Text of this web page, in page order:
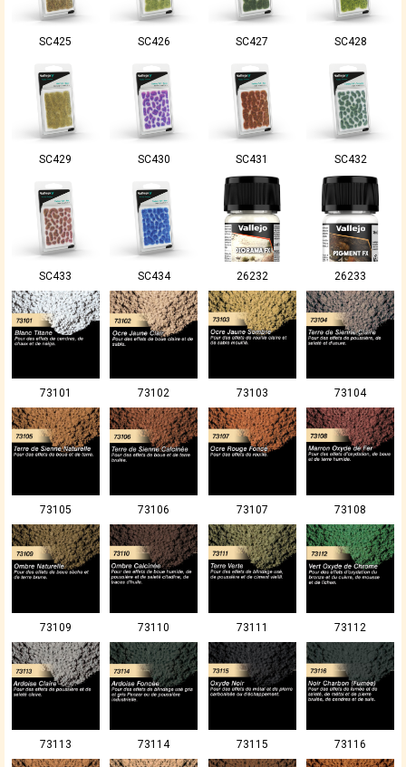
SC425 SC426 SC427 SC428
SC429 SC430 SC431 SC432
SC433 SC434 26232 26233
73101 73102 73103 73104
73105 73106 73107 73108
73109 73110 73111 73112
73113 73114 73115 73116